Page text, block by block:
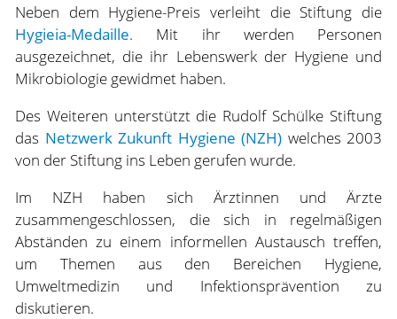
Neben dem Hygiene-Preis verleiht die Stiftung die
Hygieia-Medaille. Mit ihr werden Personen
ausgezeichnet, die ihr Lebenswerk der Hygiene und
Mikrobiologie gewidmet haben.
Des Weiteren unterstützt die Rudolf Schülke Stiftung
das Netzwerk Zukunft Hygiene (NZH) welches 2003
von der Stiftung ins Leben gerufen wurde.
Im NZH haben sich Ärztinnen und Ärzte
zusammengeschlossen, die sich in regelmäßigen
Abständen zu einem informellen Austausch treffen,
um Themen aus den Bereichen Hygiene,
Umweltmedizin und Infektionsprävention zu
diskutieren.